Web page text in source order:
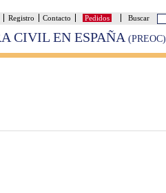
Buscar
Pedidos
Contacto
Registro
CIVIL EN ESPAÑA (PREOC)